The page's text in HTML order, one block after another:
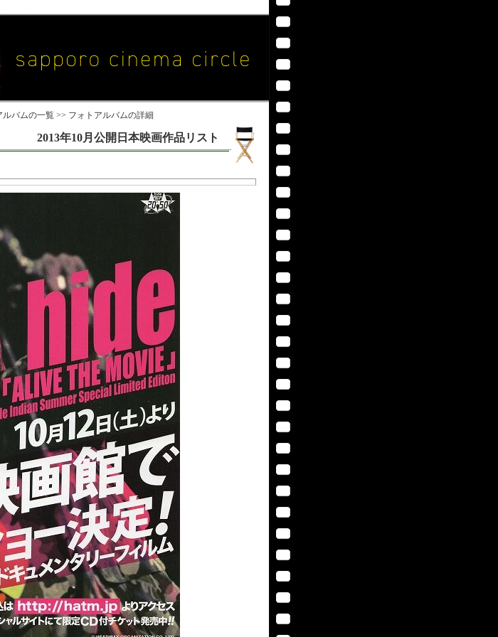
ルバムの一覧 >> フォトアルバムの詳細
2013年10月公開日本映画作品リスト